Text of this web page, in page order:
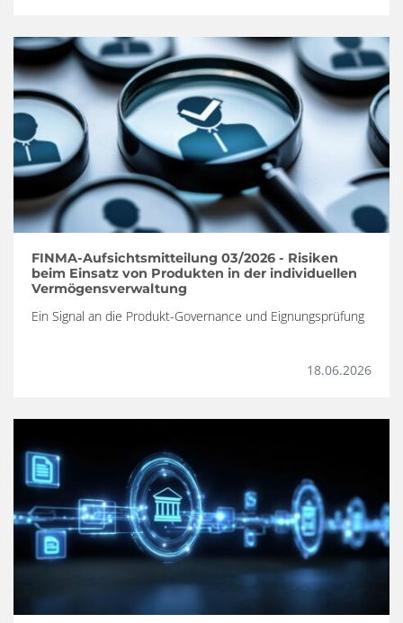
FINMA-Aufsichtsmitteilung 03/2026 - Risiken
beim Einsatz von Produkten in der individuellen
Vermögensverwaltung
Ein Signal an die Produkt-Governance und Eignungsprüfung
18.06.2026